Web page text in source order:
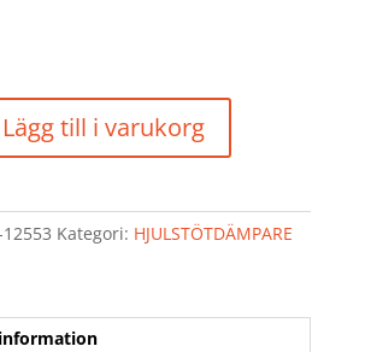
Lägg till i varukorg
Kategori: HJULSTÖTDÄMPARE